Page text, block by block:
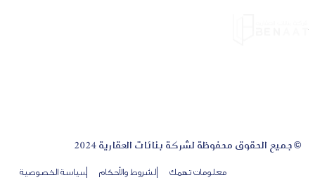
© جميع الحقوق محفوظة لشركة بنائات العقارية 2024
معلومات تهمك الشروط والأحكام سياسة الخصوصية